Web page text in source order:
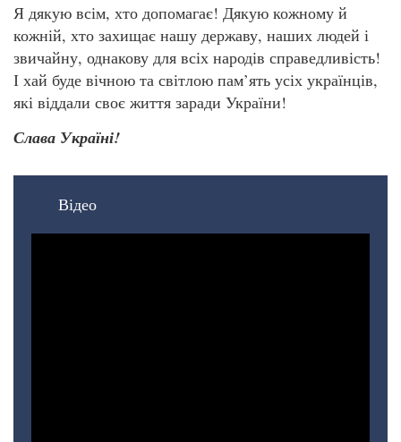
Я дякую всім, хто допомагає! Дякую кожному й
кожній, хто захищає нашу державу, наших людей і
звичайну, однакову для всіх народів справедливість!
І хай буде вічною та світлою пам’ять усіх українців,
які віддали своє життя заради України!
Слава Україні!
Відео